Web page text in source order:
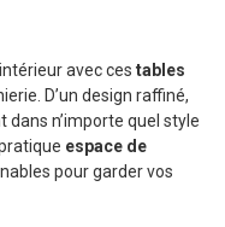
avec ces tables
D’un design raffiné,
n’importe quel style
espace de
pour garder vos